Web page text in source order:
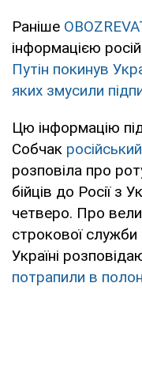
Раніше
інформацією
Путін покинув
яких змусили
Цю інформацію
Собчак
розповіла про
бійців до Росії з
четверо. Про
строкової служби
Україні
потрапили в